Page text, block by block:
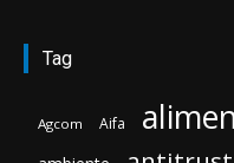
Tag
Agcom Aifa